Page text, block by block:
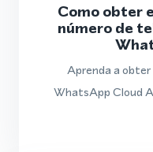
Como obter
número de
Aprenda a obter
WhatsApp Cloud